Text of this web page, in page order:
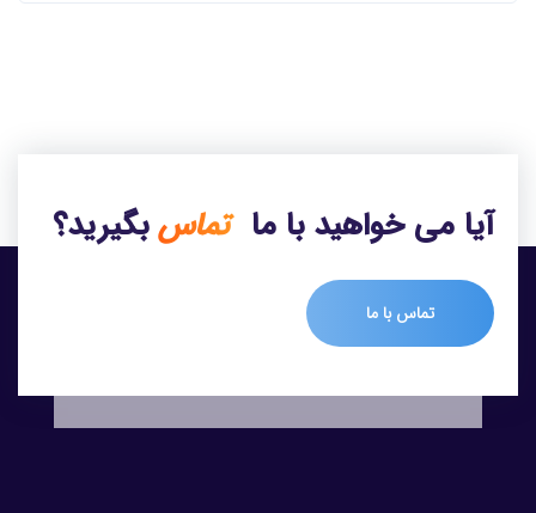
آیا می خواهید با ما تماسبگیرید؟
تماس با ما